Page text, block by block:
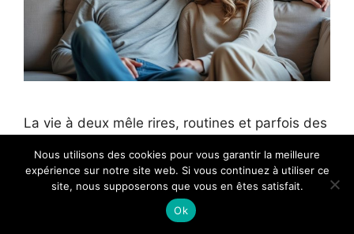
La vie à deux mêle rires, routines et parfois des
comme une voie d’information plutôt que
comme une bataille peut transformer une
altercation en un pas vers plus d’intimité. Cet
article propose des outils concrets pour
Nous utilisons des cookies pour vous garantir la meilleure
expérience sur notre site web. Si vous continuez à utiliser ce
site, nous supposerons que vous en êtes satisfait.
Ok